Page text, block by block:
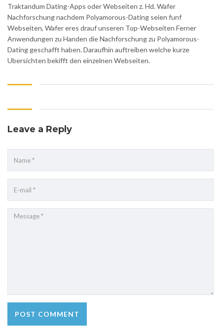
Traktandum Dating-Apps oder Webseiten z. Hd. Wafer
Nachforschung nachdem Polyamorous-Dating seien funf
Webseiten, Wafer eres drauf unseren Top-Webseiten Ferner
Anwendungen zu Handen die Nachforschung zu Polyamorous-
Dating geschafft haben. Daraufhin auftreiben welche kurze
Ubersichten bekifft den einzelnen Webseiten.
Leave a Reply